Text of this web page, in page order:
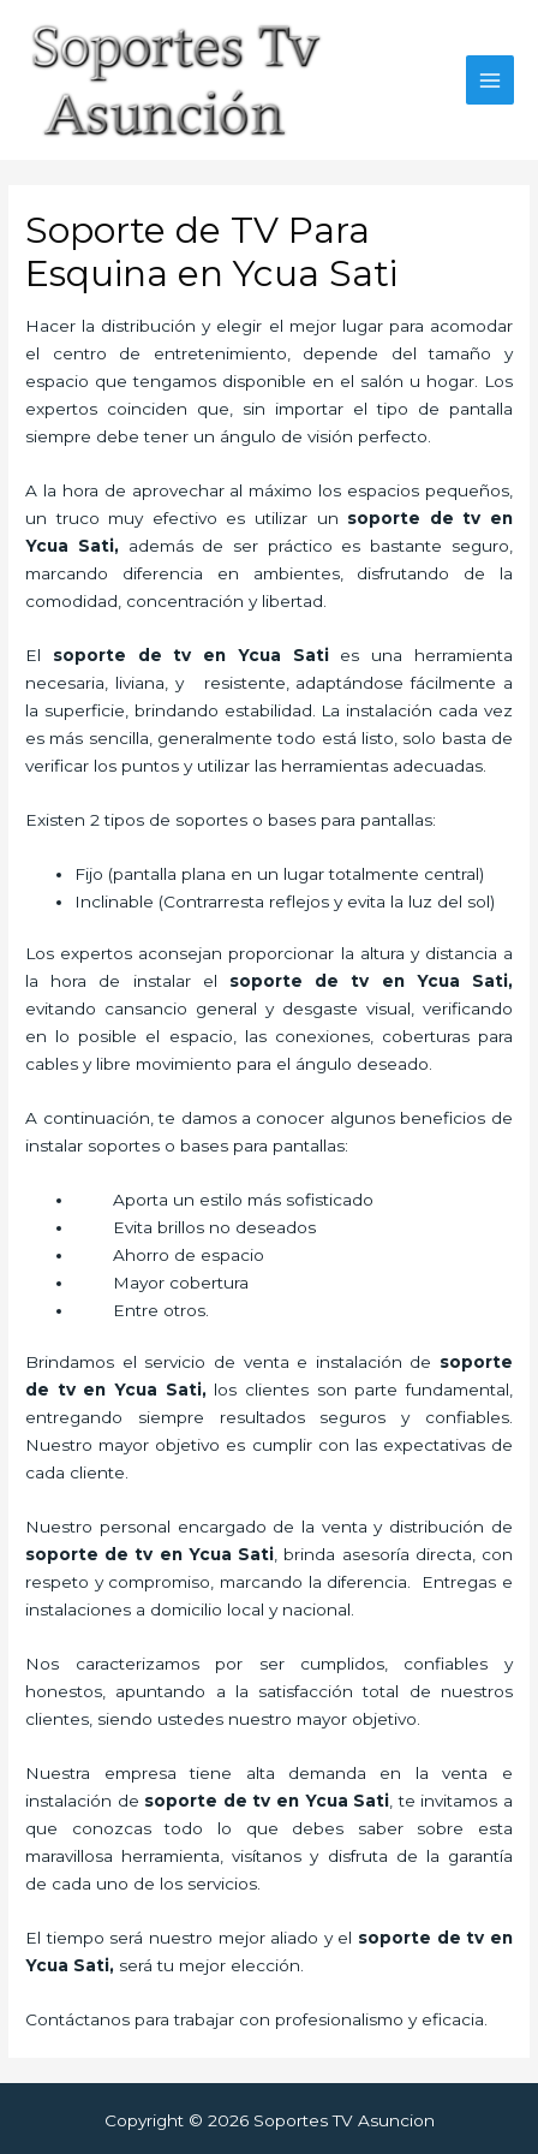
content
Soporte de TV Para
Esquina en Ycua Sati
Hacer la distribución y elegir el mejor lugar para acomodar
el centro de entretenimiento, depende del tamaño y
espacio que tengamos disponible en el salón u hogar. Los
expertos coinciden que, sin importar el tipo de pantalla
siempre debe tener un ángulo de visión perfecto.
A la hora de aprovechar al máximo los espacios pequeños,
un truco muy efectivo es utilizar un soporte de tv en
Ycua Sati, además de ser práctico es bastante seguro,
marcando diferencia en ambientes, disfrutando de la
comodidad, concentración y libertad.
El soporte de tv en Ycua Sati es una herramienta
necesaria, liviana, y resistente, adaptándose fácilmente a
la superficie, brindando estabilidad. La instalación cada vez
es más sencilla, generalmente todo está listo, solo basta de
verificar los puntos y utilizar las herramientas adecuadas.
Existen 2 tipos de soportes o bases para pantallas:
Fijo (pantalla plana en un lugar totalmente central)
Inclinable (Contrarresta reflejos y evita la luz del sol)
Los expertos aconsejan proporcionar la altura y distancia a
la hora de instalar el soporte de tv en Ycua Sati,
evitando cansancio general y desgaste visual, verificando
en lo posible el espacio, las conexiones, coberturas para
cables y libre movimiento para el ángulo deseado.
A continuación, te damos a conocer algunos beneficios de
instalar soportes o bases para pantallas:
Aporta un estilo más sofisticado
Evita brillos no deseados
Ahorro de espacio
Mayor cobertura
Entre otros.
Brindamos el servicio de venta e instalación de soporte
de tv en Ycua Sati, los clientes son parte fundamental,
entregando siempre resultados seguros y confiables.
Nuestro mayor objetivo es cumplir con las expectativas de
cada cliente.
Nuestro personal encargado de la venta y distribución de
soporte de tv en Ycua Sati, brinda asesoría directa, con
respeto y compromiso, marcando la diferencia. Entregas e
instalaciones a domicilio local y nacional.
Nos caracterizamos por ser cumplidos, confiables y
honestos, apuntando a la satisfacción total de nuestros
clientes, siendo ustedes nuestro mayor objetivo.
Nuestra empresa tiene alta demanda en la venta e
instalación de soporte de tv en Ycua Sati , te invitamos a
que conozcas todo lo que debes saber sobre esta
maravillosa herramienta, visítanos y disfruta de la garantía
de cada uno de los servicios.
El tiempo será nuestro mejor aliado y el soporte de tv en
Ycua Sati, será tu mejor elección.
Contáctanos para trabajar con profesionalismo y eficacia.
Copyright © 2026 Soportes TV Asuncion